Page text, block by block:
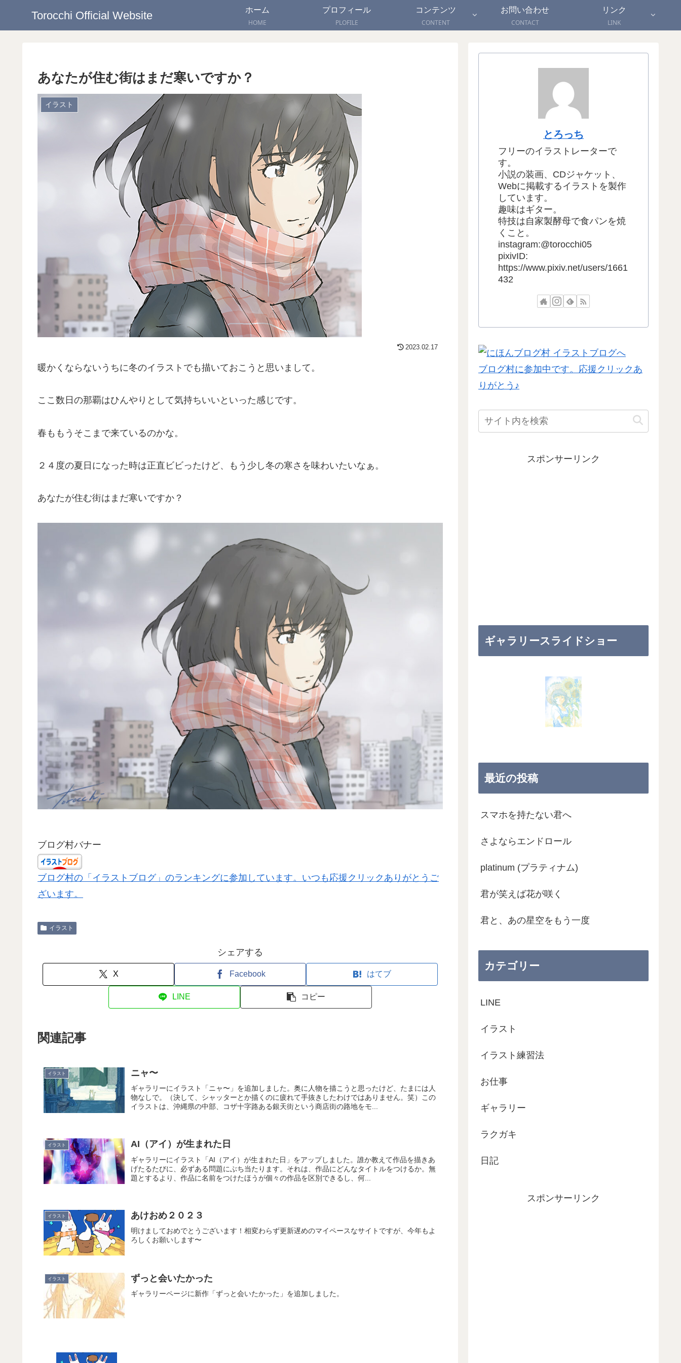
Torocchi Official Website
ホーム
HOME
プロフィール
PLOFILE
コンテンツ
CONTENT
お問い合わせ
CONTACT
リンク
LINK
あなたが住む街はまだ寒いですか？
イラスト
2023.02.17
暖かくならないうちに冬のイラストでも描いておこうと思いまして。
ここ数日の那覇はひんやりとして気持ちいいといった感じです。
春ももうそこまで来ているのかな。
２４度の夏日になった時は正直ビビったけど、もう少し冬の寒さを味わいたいなぁ。
あなたが住む街はまだ寒いですか？
ブログ村バナー
ブログ村の「イラストブログ」のランキングに参加しています。いつも応援クリックありがとうご
ざいます。
イラスト
シェアする
X Facebook はてブ
LINE コピー
関連記事
イラスト ニャ〜
ギャラリーにイラスト「ニャ〜」を追加しました。奥に人物を描こうと思ったけど、たまには人
物なしで。（決して、シャッターとか描くのに疲れて手抜きしたわけではありません。笑）この
イラストは、沖縄県の中部、コザ十字路ある銀天街という商店街の路地をモ...
イラスト AI（アイ）が生まれた日
ギャラリーにイラスト「AI（アイ）が生まれた日」をアップしました。誰か教えて作品を描きあ
げたるたびに、必ずある問題にぶち当たります。それは、作品にどんなタイトルをつけるか。無
題とするより、作品に名前をつけたほうが個々の作品を区別できるし、何...
イラスト あけおめ２０２３
明けましておめでとうございます！相変わらず更新遅めのマイペースなサイトですが、今年もよ
ろしくお願いします〜
イラスト ずっと会いたかった
ギャラリーページに新作「ずっと会いたかった」を追加しました。
とろっち
フリーのイラストレーターで
す。
小説の装画、CDジャケット、
Webに掲載するイラストを製作
しています。
趣味はギター。
特技は自家製酵母で食パンを焼
くこと。
instagram:@torocchi05
pixivID:
https://www.pixiv.net/users/1661
432
ブログ村に参加中です。応援クリックあ
りがとう♪
スポンサーリンク
ギャラリースライドショー
最近の投稿
スマホを持たない君へ
さよならエンドロール
platinum (プラティナム)
君が笑えば花が咲く
君と、あの星空をもう一度
カテゴリー
LINE
イラスト
イラスト練習法
お仕事
ギャラリー
ラクガキ
日記
スポンサーリンク